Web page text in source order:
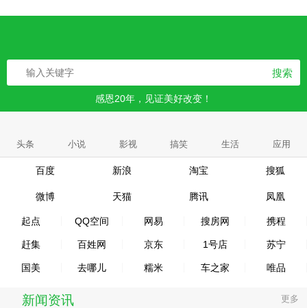
搜索
感恩20年，见证美好改变！
头条 小说 影视 搞笑 生活 应用
百度 新浪 淘宝 搜狐
微博 天猫 腾讯 凤凰
起点 QQ空间 网易 搜房网 携程
赶集 百姓网 京东 1号店 苏宁
国美 去哪儿 糯米 车之家 唯品
新闻资讯 更多